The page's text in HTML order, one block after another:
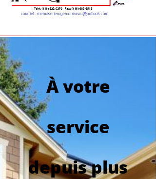
À votre
service
depuis plus